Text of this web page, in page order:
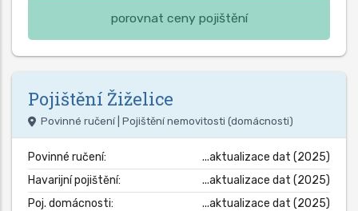
porovnat ceny pojištění
Pojištění Žiželice
Povinné ručení | Pojištění nemovitosti (domácnosti)
Povinné ručení:
...aktualizace dat (2025)
Havarijní pojištění:
...aktualizace dat (2025)
Poj. domácnosti:
...aktualizace dat (2025)